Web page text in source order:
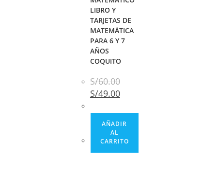
LIBRO Y
TARJETAS DE
MATEMÁTICA
PARA 6 Y 7
AÑOS
COQUITO
S/60.00
S/49.00
AÑADIR
AL
CARRITO